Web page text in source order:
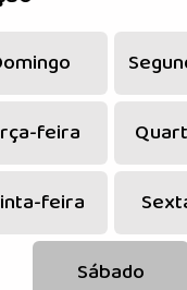
feira
feira
Sábado